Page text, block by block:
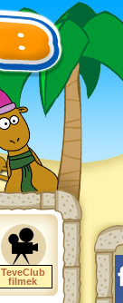
TeveClub
filmek